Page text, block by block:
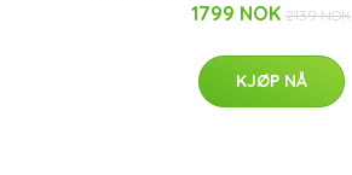
1799 NOK 2139 NOK
KJØP NÅ